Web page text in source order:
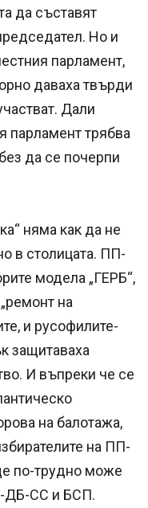
да съставят
Но и
парламент,
даваха твърди
Дали
парламент трябва
да се почерпи
няма как да не
в столицата. ПП-
модела „ГЕРБ“,
на
и русофилите-
защитаваха
И въпреки че се
на балотажа,
на ПП-
по-трудно може
ДБ-СС и БСП.